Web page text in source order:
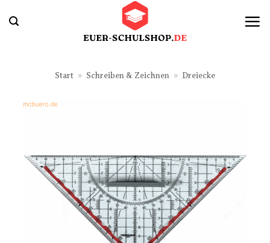
Inhalt
Start » Schreiben & Zeichnen » Dreiecke